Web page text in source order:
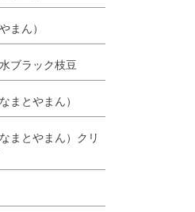
まん）
ブラック枝豆
まとやまん）
まとやまん）クリ